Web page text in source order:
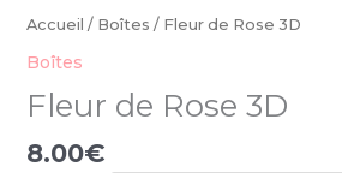
Accueil / Boîtes / Fleur de Rose 3D
Boîtes
Fleur de Rose 3D
8.00€